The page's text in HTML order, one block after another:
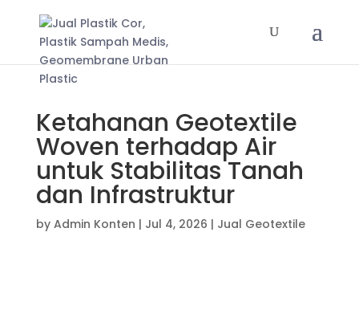
Ketahanan Geotextile
Woven terhadap Air
untuk Stabilitas Tanah
dan Infrastruktur
by Admin Konten | Jul 4, 2026 | Jual Geotextile